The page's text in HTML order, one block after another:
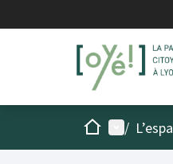
AccueilMenu
/